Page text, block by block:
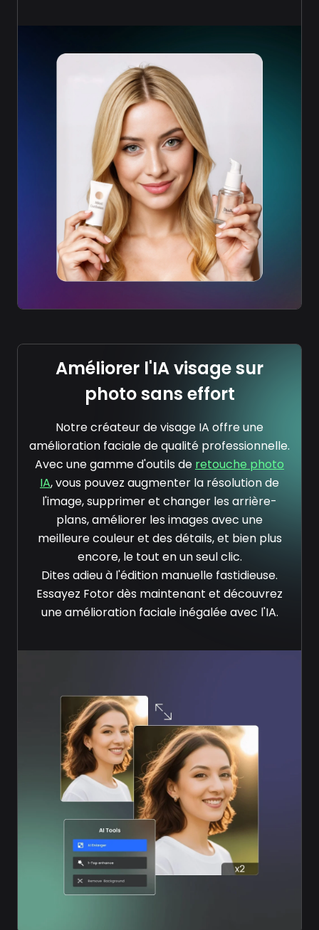
Améliorer l'IA visage sur
photo sans effort
Notre créateur de visage IA offre une
amélioration faciale de qualité professionnelle.
Avec une gamme d'outils de retouche photo
IA, vous pouvez augmenter la résolution de
l'image, supprimer et changer les arrière-
plans, améliorer les images avec une
meilleure couleur et des détails, et bien plus
encore, le tout en un seul clic.
Dites adieu à l'édition manuelle fastidieuse.
Essayez Fotor dès maintenant et découvrez
une amélioration faciale inégalée avec l'IA.